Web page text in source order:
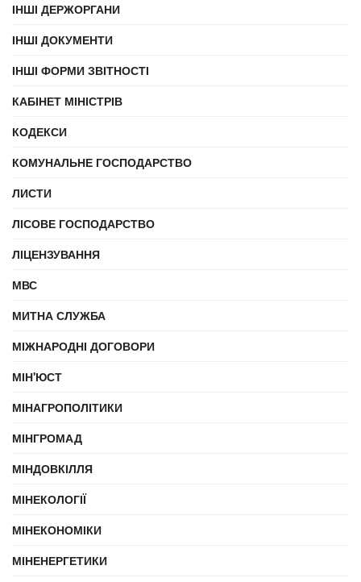
ІНШІ ДЕРЖОРГАНИ
ІНШІ ДОКУМЕНТИ
ІНШІ ФОРМИ ЗВІТНОСТІ
КАБІНЕТ МІНІСТРІВ
КОДЕКСИ
КОМУНАЛЬНЕ ГОСПОДАРСТВО
ЛИСТИ
ЛІСОВЕ ГОСПОДАРСТВО
ЛІЦЕНЗУВАННЯ
МВС
МИТНА СЛУЖБА
МІЖНАРОДНІ ДОГОВОРИ
МІН'ЮСТ
МІНАГРОПОЛІТИКИ
МІНГРОМАД
МІНДОВКІЛЛЯ
МІНЕКОЛОГІЇ
МІНЕКОНОМІКИ
МІНЕНЕРГЕТИКИ